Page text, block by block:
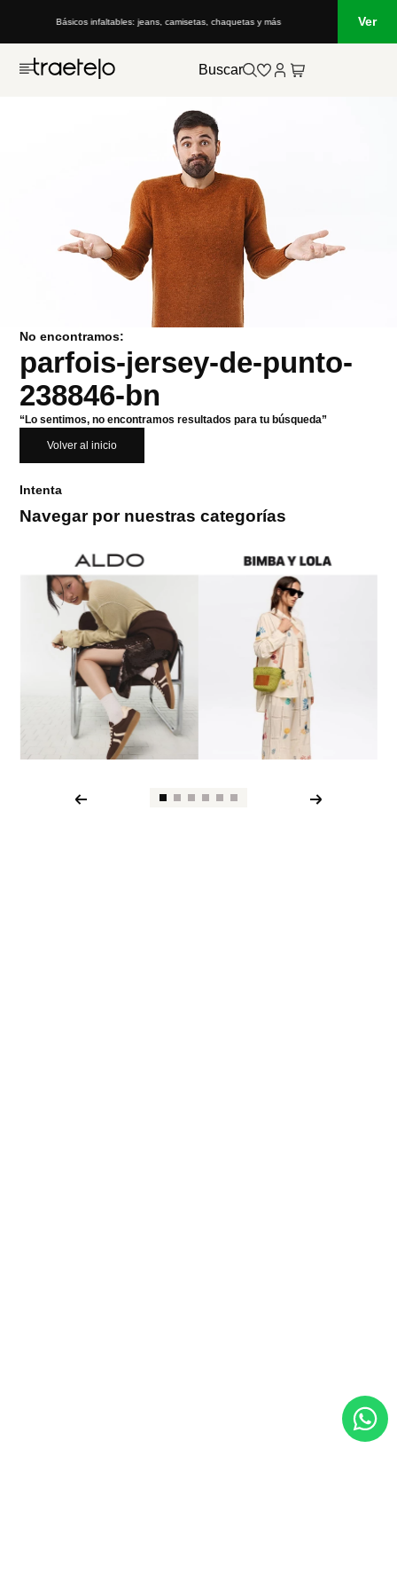
Básicos infaltables: jeans, camisetas, chaquetas y más Ver
Buscar
No encontramos:
parfois-jersey-de-punto-
238846-bn
“Lo sentimos, no encontramos resultados para tu búsqueda”
Volver al inicio
Intenta
Navegar por nuestras categorías